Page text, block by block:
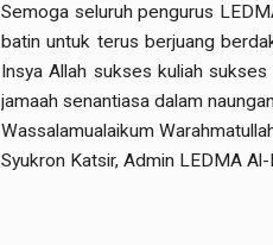
Semoga seluruh pengurus
batin untuk terus berjuang
Insya Allah sukses kuliah
jamaah senantiasa dalam
Wassalamualaikum
Syukron Katsir, Admin LEDMA